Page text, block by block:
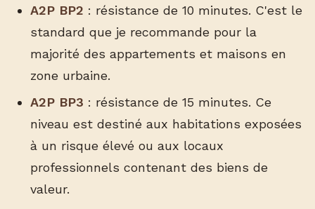
A2P BP2 : résistance de 10 minutes. C'est le
standard que je recommande pour la
majorité des appartements et maisons en
zone urbaine.
A2P BP3 : résistance de 15 minutes. Ce
niveau est destiné aux habitations exposées
à un risque élevé ou aux locaux
professionnels contenant des biens de
valeur.